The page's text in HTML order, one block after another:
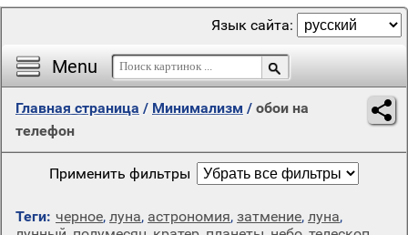
Menu
Язык сайта:
Главная страница / Минимализм / обои на
телефон
Применить фильтры
Теги: черное, луна, астрономия, затмение, луна,